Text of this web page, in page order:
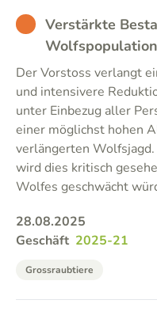
BADVerstärkte
Wolfspopulation
Der Vorstoss verlangt
und intensivere
unter Einbezug aller
einer möglichst hohen
verlängerten
wird dies kritisch
Wolfes geschwächt
28.08.2025
Geschäft 2025-21
Grossraubtiere